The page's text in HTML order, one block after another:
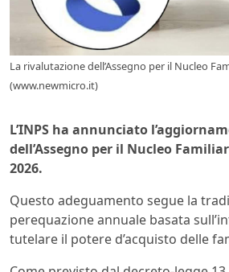
La rivalutazione dell’Assegno per il Nucleo
(www.newmicro.it)
L’INPS ha annunciato
dell’Assegno per il Nucleo
2026.
Questo adeguamento segue la
perequazione annuale basata
tutelare il potere d’acquisto delle